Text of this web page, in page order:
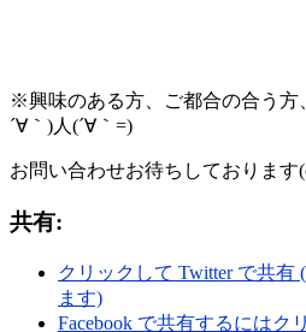
※興味のある方、ご都合の合う方
´∀｀)人(´∀｀=)
お問い合わせお待ちしております
共有:
クリックして Twitter で共有
ます)
Facebook で共有するにはク